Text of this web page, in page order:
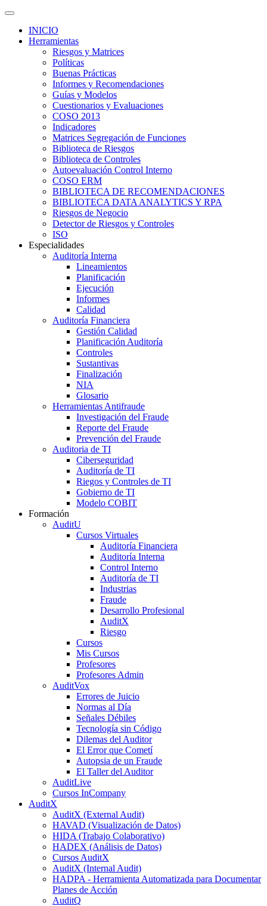
INICIO
Herramientas
Riesgos y Matrices
Políticas
Buenas Prácticas
Informes y Recomendaciones
Guías y Modelos
Cuestionarios y Evaluaciones
COSO 2013
Indicadores
Matrices Segregación de Funciones
Biblioteca de Riesgos
Biblioteca de Controles
Autoevaluación Control Interno
COSO ERM
BIBLIOTECA DE RECOMENDACIONES
BIBLIOTECA DATA ANALYTICS Y RPA
Riesgos de Negocio
Detector de Riesgos y Controles
ISO
Especialidades
Auditoría Interna
Lineamientos
Planificación
Ejecución
Informes
Calidad
Auditoría Financiera
Gestión Calidad
Planificación Auditoría
Controles
Sustantivas
Finalización
NIA
Glosario
Herramientas Antifraude
Investigación del Fraude
Reporte del Fraude
Prevención del Fraude
Auditoria de TI
Ciberseguridad
Auditoría de TI
Riegos y Controles de TI
Gobierno de TI
Modelo COBIT
Formación
AuditU
Cursos Virtuales
Auditoría Financiera
Auditoría Interna
Control Interno
Auditoría de TI
Industrias
Fraude
Desarrollo Profesional
AuditX
Riesgo
Cursos
Mis Cursos
Profesores
Profesores Admin
AuditVox
Errores de Juicio
Normas al Día
Señales Débiles
Tecnología sin Código
Dilemas del Auditor
El Error que Cometí
Autopsia de un Fraude
El Taller del Auditor
AuditLive
Cursos InCompany
AuditX
AuditX (External Audit)
HAVAD (Visualización de Datos)
HIDA (Trabajo Colaborativo)
HADEX (Análisis de Datos)
Cursos AuditX
AuditX (Internal Audit)
HADPA - Herramienta Automatizada para Documentar
Planes de Acción
AuditQ